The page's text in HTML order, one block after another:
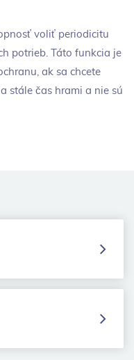
voliť periodicitu
potrieb. Táto funkcia je
ak sa chcete
stále čas hrami a nie sú